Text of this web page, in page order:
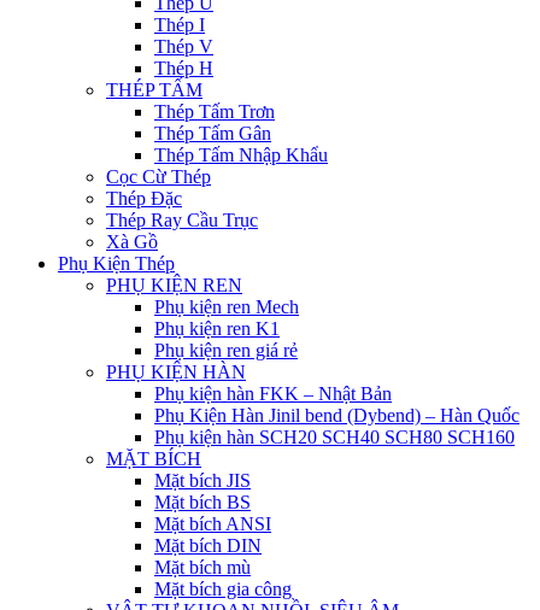
Thép I
Thép V
Thép H
THÉP TẤM
Thép Tấm Trơn
Thép Tấm Gân
Thép Tấm Nhập Khẩu
Cọc Cừ Thép
Thép Đặc
Thép Ray Cầu Trục
Xà Gồ
Phụ Kiện Thép
PHỤ KIỆN REN
Phụ kiện ren Mech
Phụ kiện ren K1
Phụ kiện ren giá rẻ
PHỤ KIỆN HÀN
Phụ kiện hàn FKK – Nhật Bản
Phụ Kiện Hàn Jinil bend (Dybend) – Hàn Quốc
Phụ kiện hàn SCH20 SCH40 SCH80 SCH160
MẶT BÍCH
Mặt bích JIS
Mặt bích BS
Mặt bích ANSI
Mặt bích DIN
Mặt bích mù
Mặt bích gia công